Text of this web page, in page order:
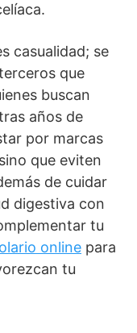
casualidad; se
que
buscan
años de
por marcas
que eviten
de cuidar
digestiva con
tu
online para
tu